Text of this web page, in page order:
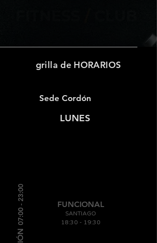
grilla de HORARIOS
Sede Cordón
LUNES
FUNCIONAL
SANTIAGO
18:30 - 19:30
07:00 - 23:0
0